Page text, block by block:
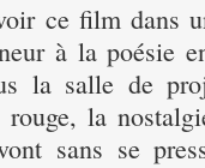
ce film dans
à la poésie
la salle de
la
sans se